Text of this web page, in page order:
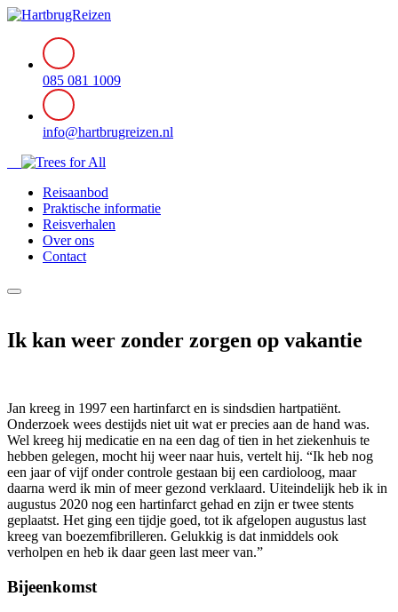
085 081 1009
info@hartbrugreizen.nl
Reisaanbod
Praktische informatie
Reisverhalen
Over ons
Contact
Ik kan weer zonder zorgen op vakantie
Jan kreeg in 1997 een hartinfarct en is sindsdien hartpatiënt.
Onderzoek wees destijds niet uit wat er precies aan de hand was.
Wel kreeg hij medicatie en na een dag of tien in het ziekenhuis te
hebben gelegen, mocht hij weer naar huis, vertelt hij. “Ik heb nog
een jaar of vijf onder controle gestaan bij een cardioloog, maar
daarna werd ik min of meer gezond verklaard. Uiteindelijk heb ik in
augustus 2020 nog een hartinfarct gehad en zijn er twee stents
geplaatst. Het ging een tijdje goed, tot ik afgelopen augustus last
kreeg van boezemfibrilleren. Gelukkig is dat inmiddels ook
verholpen en heb ik daar geen last meer van.”
Bijeenkomst